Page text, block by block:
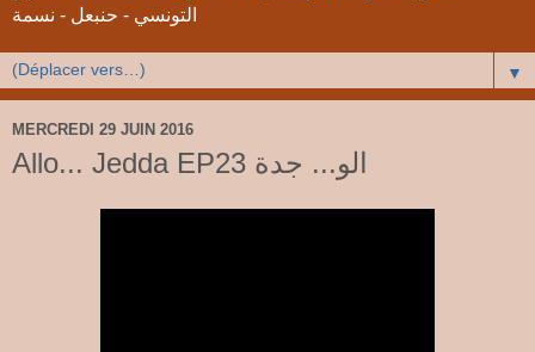
التونسي - حنبعل - نسمة
▼
MERCREDI 29 JUIN 2016
Allo... Jedda EP23 الو... جدة